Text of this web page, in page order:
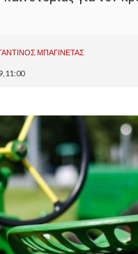
ΜΠΑΓΙΝΕΤΑΣ
11:00